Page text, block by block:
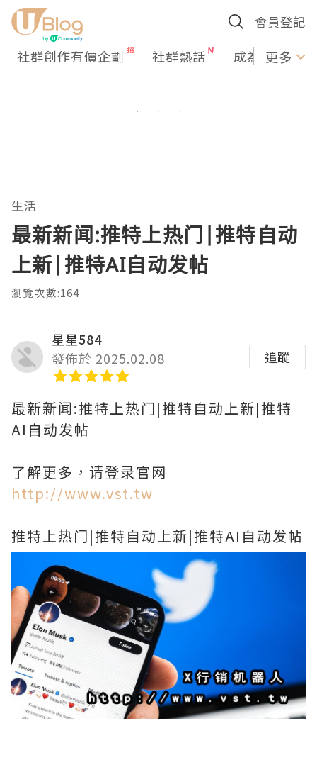
會員登記
社群創作有價企劃 社群熱話 成為U更多
生活
最新新闻:推特上热门|推特自动
上新|推特AI自动发帖
瀏覽次數:164
星星584
發佈於 2025.02.08
追蹤
最新新闻:推特上热门|推特自动上新|推特
AI自动发帖
了解更多，请登录官网
http://www.vst.tw
推特上热门|推特自动上新|推特AI自动发帖